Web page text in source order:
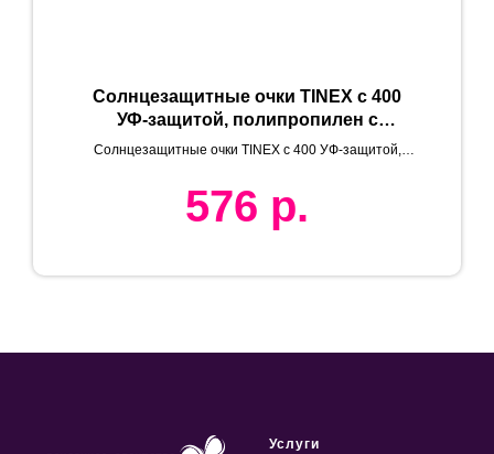
Солнцезащитные очки TINEX c 400
УФ-защитой, полипропилен с
бамбуковым волокном, бамбук
Солнцезащитные очки TINEX c 400 УФ-защитой,
576 р.
Услуги